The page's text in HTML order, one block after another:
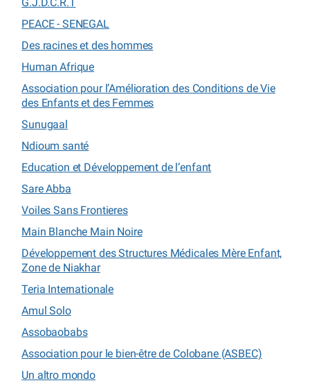
PEACE - SENEGAL
Des racines et des hommes
Human Afrique
Association pour l’Amélioration des Conditions de Vie
des Enfants et des Femmes
Sunugaal
Ndioum santé
Education et Développement de l’enfant
Sare Abba
Voiles Sans Frontieres
Main Blanche Main Noire
Développement des Structures Médicales Mère Enfant,
Zone de Niakhar
Teria Internationale
Amul Solo
Assobaobabs
Association pour le bien-être de Colobane (ASBEC)
Un altro mondo